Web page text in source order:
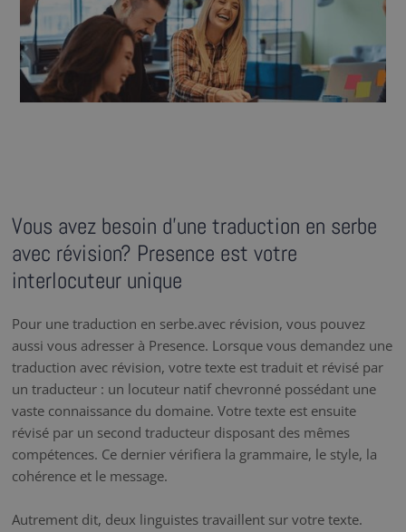
Vous avez besoin d’une traduction en serbe
avec révision? Presence est votre
interlocuteur unique
Pour une traduction en serbe.avec révision, vous pouvez
aussi vous adresser à Presence. Lorsque vous demandez une
traduction avec révision, votre texte est traduit et révisé par
un traducteur : un locuteur natif chevronné possédant une
vaste connaissance du domaine. Votre texte est ensuite
révisé par un second traducteur disposant des mêmes
compétences. Ce dernier vérifiera la grammaire, le style, la
cohérence et le message.
Autrement dit, deux linguistes travaillent sur votre texte.